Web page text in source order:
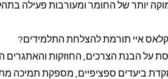
יותר של החומר ומעורבות פעילה
איי תורמת להצלחת התלמידים?
על הבנת הצרכים, החוזקות והאתגרים
ביעדים ספציפיים, מספקת תמיכה